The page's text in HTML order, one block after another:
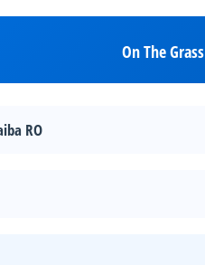
On The Grass
RO